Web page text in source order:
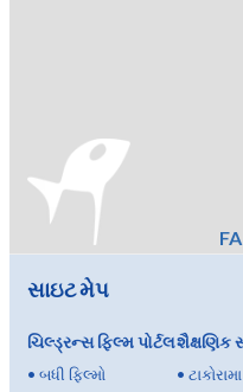
સાઇટ મેપ
ચિલ્ડ્રન્સ ફિલ્મ પોર્ટલ
• બધી ફિલ્મો
શૈક્ષણિક
•